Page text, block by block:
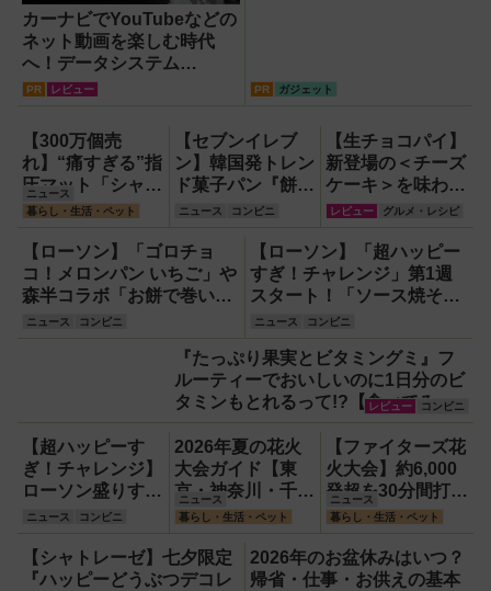
カーナビでYouTubeなどの
ネット動画を楽しむ時代
へ！データシステム
『U2KIT』がドライブを変
PR レビュー PR ガジェット
【300万個売
れ】“痛すぎる”指
圧マット「シャク
ティマット」の新
色を渋谷で体験で
きるイベント開
催！
ニュース
暮らし・生活・ペット
【セブンイレブ
ン】韓国発トレン
ド菓子パン『餅っ
と食感クロッチ』
や『もっちもち食
感クレープ マン
ゴーココナッツ』
など新作スイー
ツ・パン登場！
ニュース コンビニ
【生チョコパイ】
新登場の＜チーズ
ケーキ＞を味わっ
た｜マスカルポー
ネ×ホワイトチョ
コ×クリームチー
ズの濃厚スイー
ツ！
レビュー グルメ・レシピ
【ローソン】「ゴロチョ
コ！メロンパン いちご」や
森半コラボ「お餅で巻いた
濃い抹茶もち食感ロール」
など新作スイーツ・パンが
ニュース コンビニ
【ローソン】「超ハッピー
すぎ！チャレンジ」第1週
スタート！「ソース焼そば
63％増量」や「盛りすぎ！
プレミアムロールケーキ」
51％増量ほか
ニュース コンビニ
『たっぷり果実とビタミングミ』フ
ルーティーでおいしいのに1日分のビ
タミンもとれるって!?【食べてみ
た】
レビュー コンビニ
【超ハッピーす
ぎ！チャレンジ】
ローソン盛りすぎ
増量企画拡大、6
月2日開始！4週
にわたり全50品
登場
ニュース コンビニ
2026年夏の花火
大会ガイド【東
京・神奈川・千
葉】
ニュース
暮らし・生活・ペット
【ファイターズ花
火大会】約6,000
発超を30分間打ち
上げ！【8月8日】
ニュース
暮らし・生活・ペット
【シャトレーゼ】七夕限定
『ハッピーどうぶつデコレ
2026年のお盆休みはいつ？
帰省・仕事・お供えの基本